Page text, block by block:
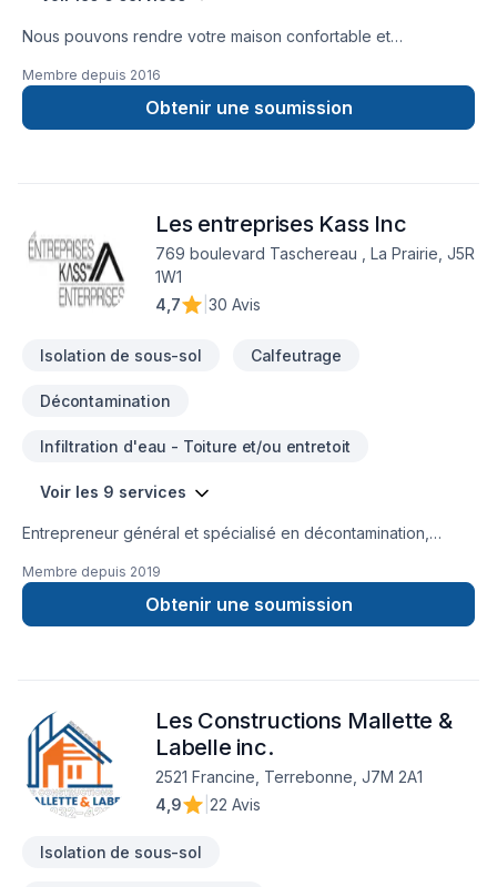
Nous pouvons rendre votre maison confortable et
cellulose. Nous sommes en affaires depuis 1992.
Membre depuis 2016
Obtenir une soumission
Les entreprises Kass Inc
769 boulevard Taschereau , La Prairie, J5R
1W1
4,7
30 Avis
Isolation de sous-sol Calfeutrage
Décontamination
Infiltration d'eau - Toiture et/ou entretoit
Voir les 9 services
Entrepreneur général et spécialisé en décontamination,
grenier, calfeutrage des portes et fenêtres et réfections de
toiture de bardeau.
Membre depuis 2019
Obtenir une soumission
Les Constructions Mallette &
Labelle inc.
2521 Francine, Terrebonne, J7M 2A1
4,9
22 Avis
Isolation de sous-sol